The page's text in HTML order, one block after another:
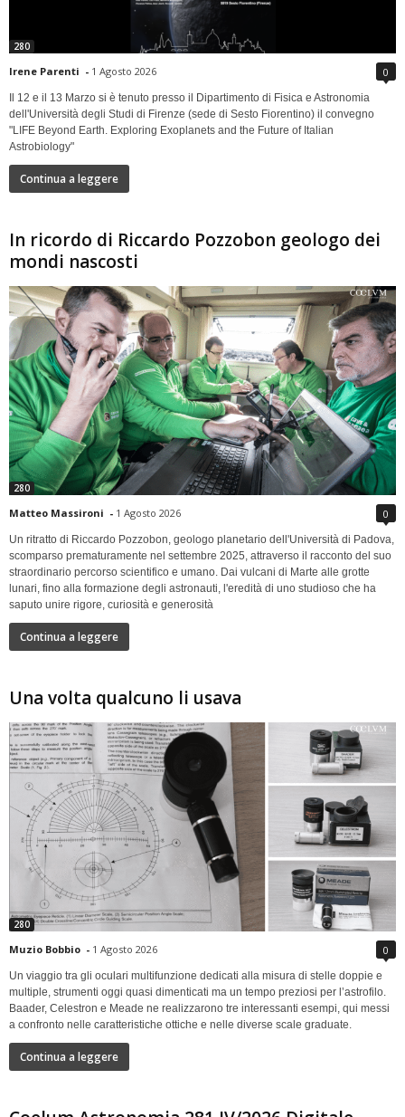
280
Irene Parenti - 1 Agosto 2026 0
Il 12 e il 13 Marzo si è tenuto presso il Dipartimento di Fisica e Astronomia
dell'Università degli Studi di Firenze (sede di Sesto Fiorentino) il convegno
"LIFE Beyond Earth. Exploring Exoplanets and the Future of Italian
Astrobiology"
Continua a leggere
In ricordo di Riccardo Pozzobon geologo dei
mondi nascosti
280
Matteo Massironi - 1 Agosto 2026 0
Un ritratto di Riccardo Pozzobon, geologo planetario dell'Università di Padova,
scomparso prematuramente nel settembre 2025, attraverso il racconto del suo
straordinario percorso scientifico e umano. Dai vulcani di Marte alle grotte
lunari, fino alla formazione degli astronauti, l'eredità di uno studioso che ha
saputo unire rigore, curiosità e generosità
Continua a leggere
Una volta qualcuno li usava
280
Muzio Bobbio - 1 Agosto 2026 0
Un viaggio tra gli oculari multifunzione dedicati alla misura di stelle doppie e
multiple, strumenti oggi quasi dimenticati ma un tempo preziosi per l’astrofilo.
Baader, Celestron e Meade ne realizzarono tre interessanti esempi, qui messi
a confronto nelle caratteristiche ottiche e nelle diverse scale graduate.
Continua a leggere